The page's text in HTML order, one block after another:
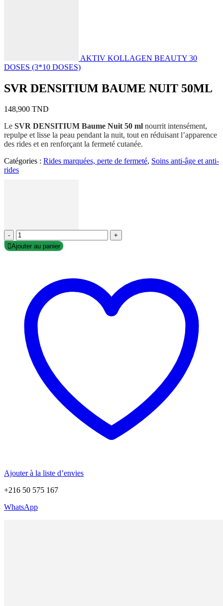
AKTIV KOLLAGEN BEAUTY 30
DOSES (3*10 DOSES)
SVR DENSITIUM BAUME NUIT 50ML
148,900 TND
Le SVR DENSITIUM Baume Nuit 50 ml nourrit intensément,
repulpe et lisse la peau pendant la nuit, tout en réduisant l’apparence
des rides et en renforçant la fermeté cutanée.
Catégories : Rides marquées, perte de fermeté, Soins anti-âge et anti-
rides
-
+
Ajouter au panier
Ajouter à la liste d’envies
+216 50 575 167
WhatsApp